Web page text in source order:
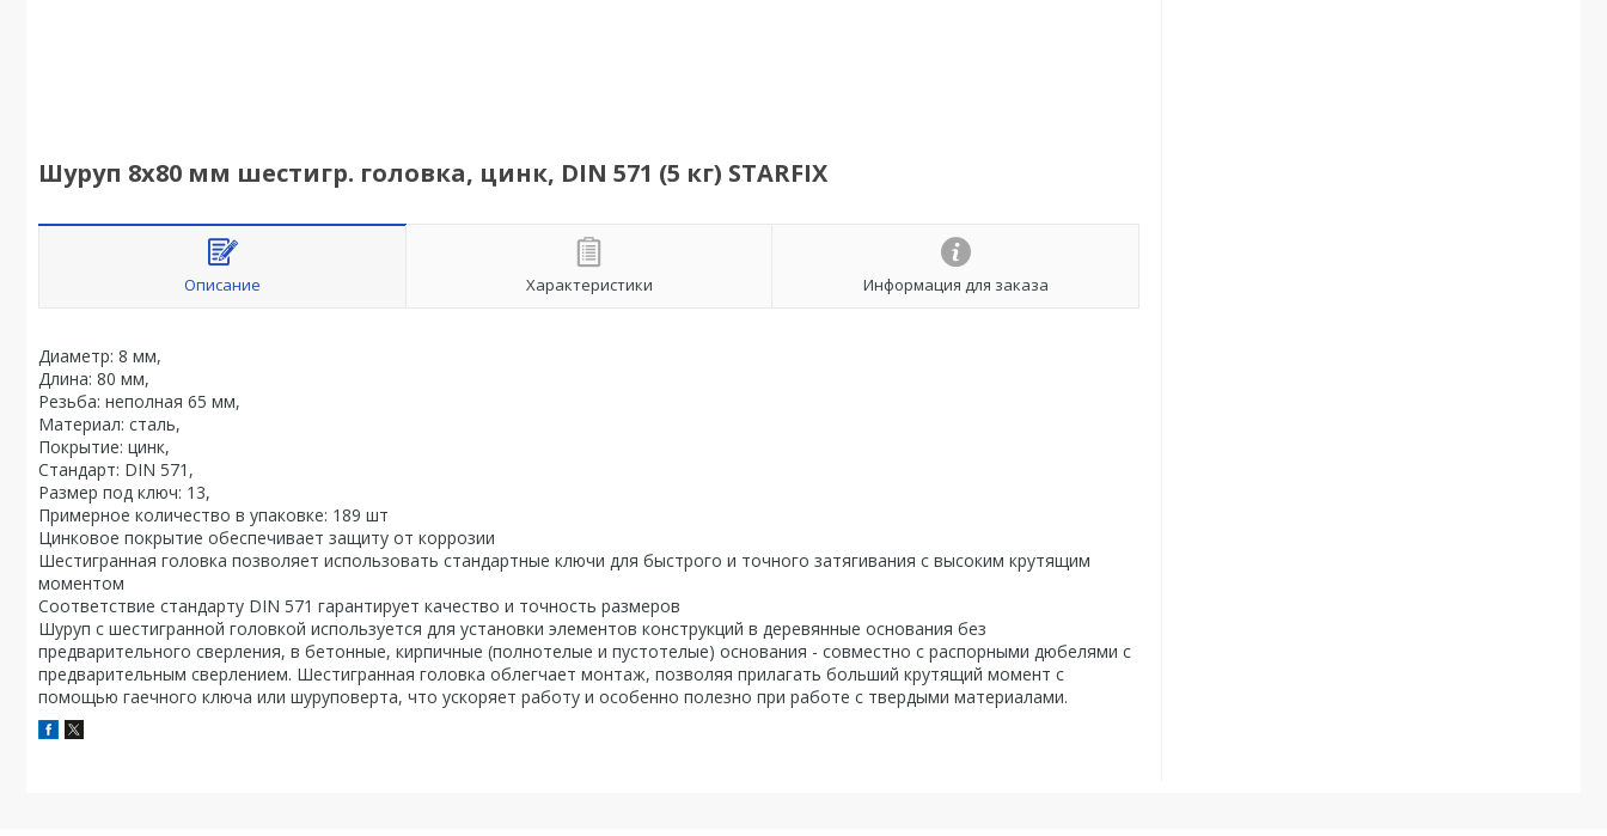
Шуруп 8х80 мм шестигр. головка, цинк, DIN 571 (5 кг) STARFIX
Описание Характеристики Информация для заказа
Диаметр: 8 мм,
Длина: 80 мм,
Резьба: неполная 65 мм,
Материал: сталь,
Покрытие: цинк,
Стандарт: DIN 571,
Размер под ключ: 13,
Примерное количество в упаковке: 189 шт
Цинковое покрытие обеспечивает защиту от коррозии
Шестигранная головка позволяет использовать стандартные ключи для быстрого и точного затягивания с высоким крутящим
моментом
Соответствие стандарту DIN 571 гарантирует качество и точность размеров
Шуруп с шестигранной головкой используется для установки элементов конструкций в деревянные основания без
предварительного сверления, в бетонные, кирпичные (полнотелые и пустотелые) основания - совместно с распорными дюбелями с
предварительным сверлением. Шестигранная головка облегчает монтаж, позволяя прилагать больший крутящий момент с
помощью гаечного ключа или шуруповерта, что ускоряет работу и особенно полезно при работе с твердыми материалами.